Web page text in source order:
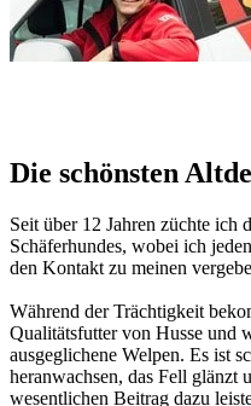
Die schönsten
Seit über 12 Jahren züchte ich
Schäferhundes, wobei ich
den Kontakt zu meinen
Während der Trächtigkeit
Qualitätsfutter von Husse und
ausgeglichene Welpen. Es ist
heranwachsen, das Fell glänzt
wesentlichen Beitrag dazu